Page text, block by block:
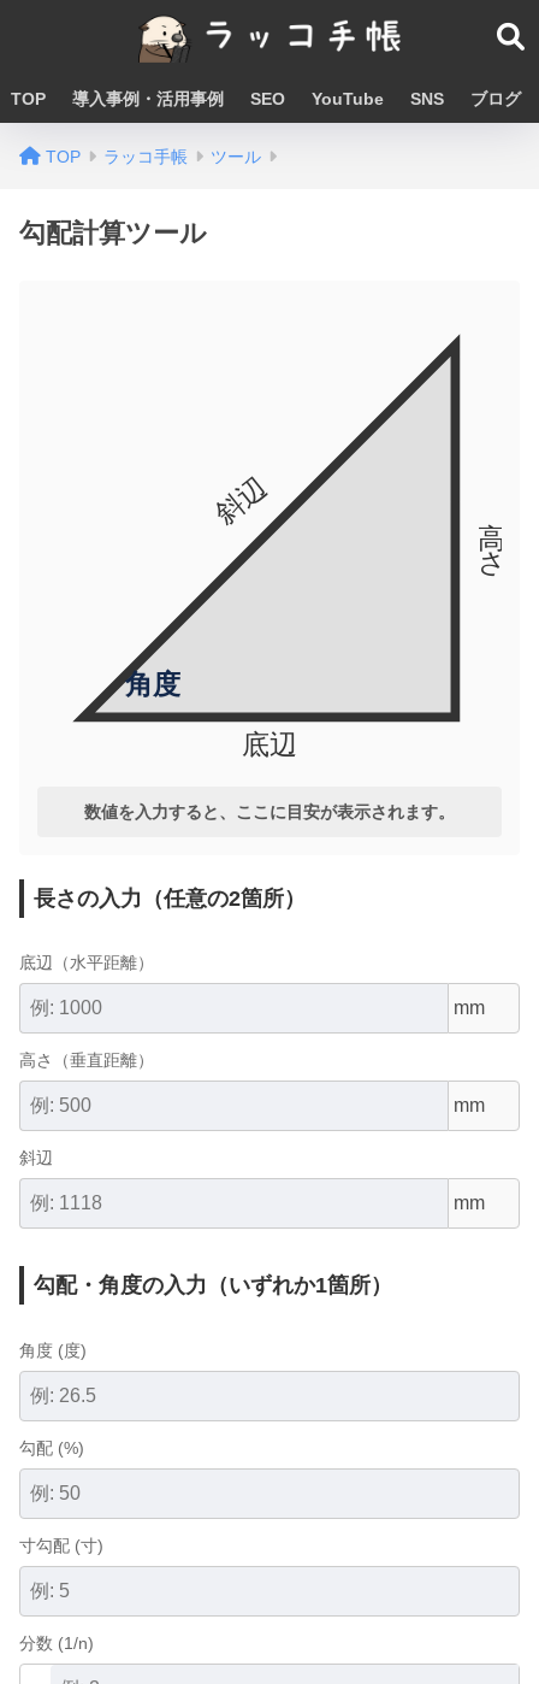
TOP 導入事例・活用事例 SEO YouTube SNS ブログ
TOP ラッコ手帳 ツール
勾配計算ツール
底辺
高さ
斜辺
角度
数値を入力すると、ここに目安が表示されます。
長さの入力（任意の2箇所）
底辺（水平距離）
高さ（垂直距離）
斜辺
勾配・角度の入力（いずれか1箇所）
角度 (度)
勾配 (%)
寸勾配 (寸)
分数 (1/n)